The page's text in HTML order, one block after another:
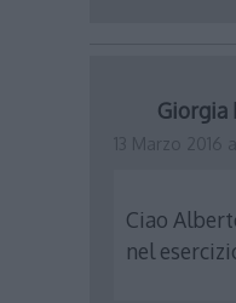
Giorgia
Ciao
nel